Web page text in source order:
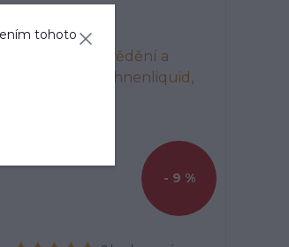
- 9 %
tohoto